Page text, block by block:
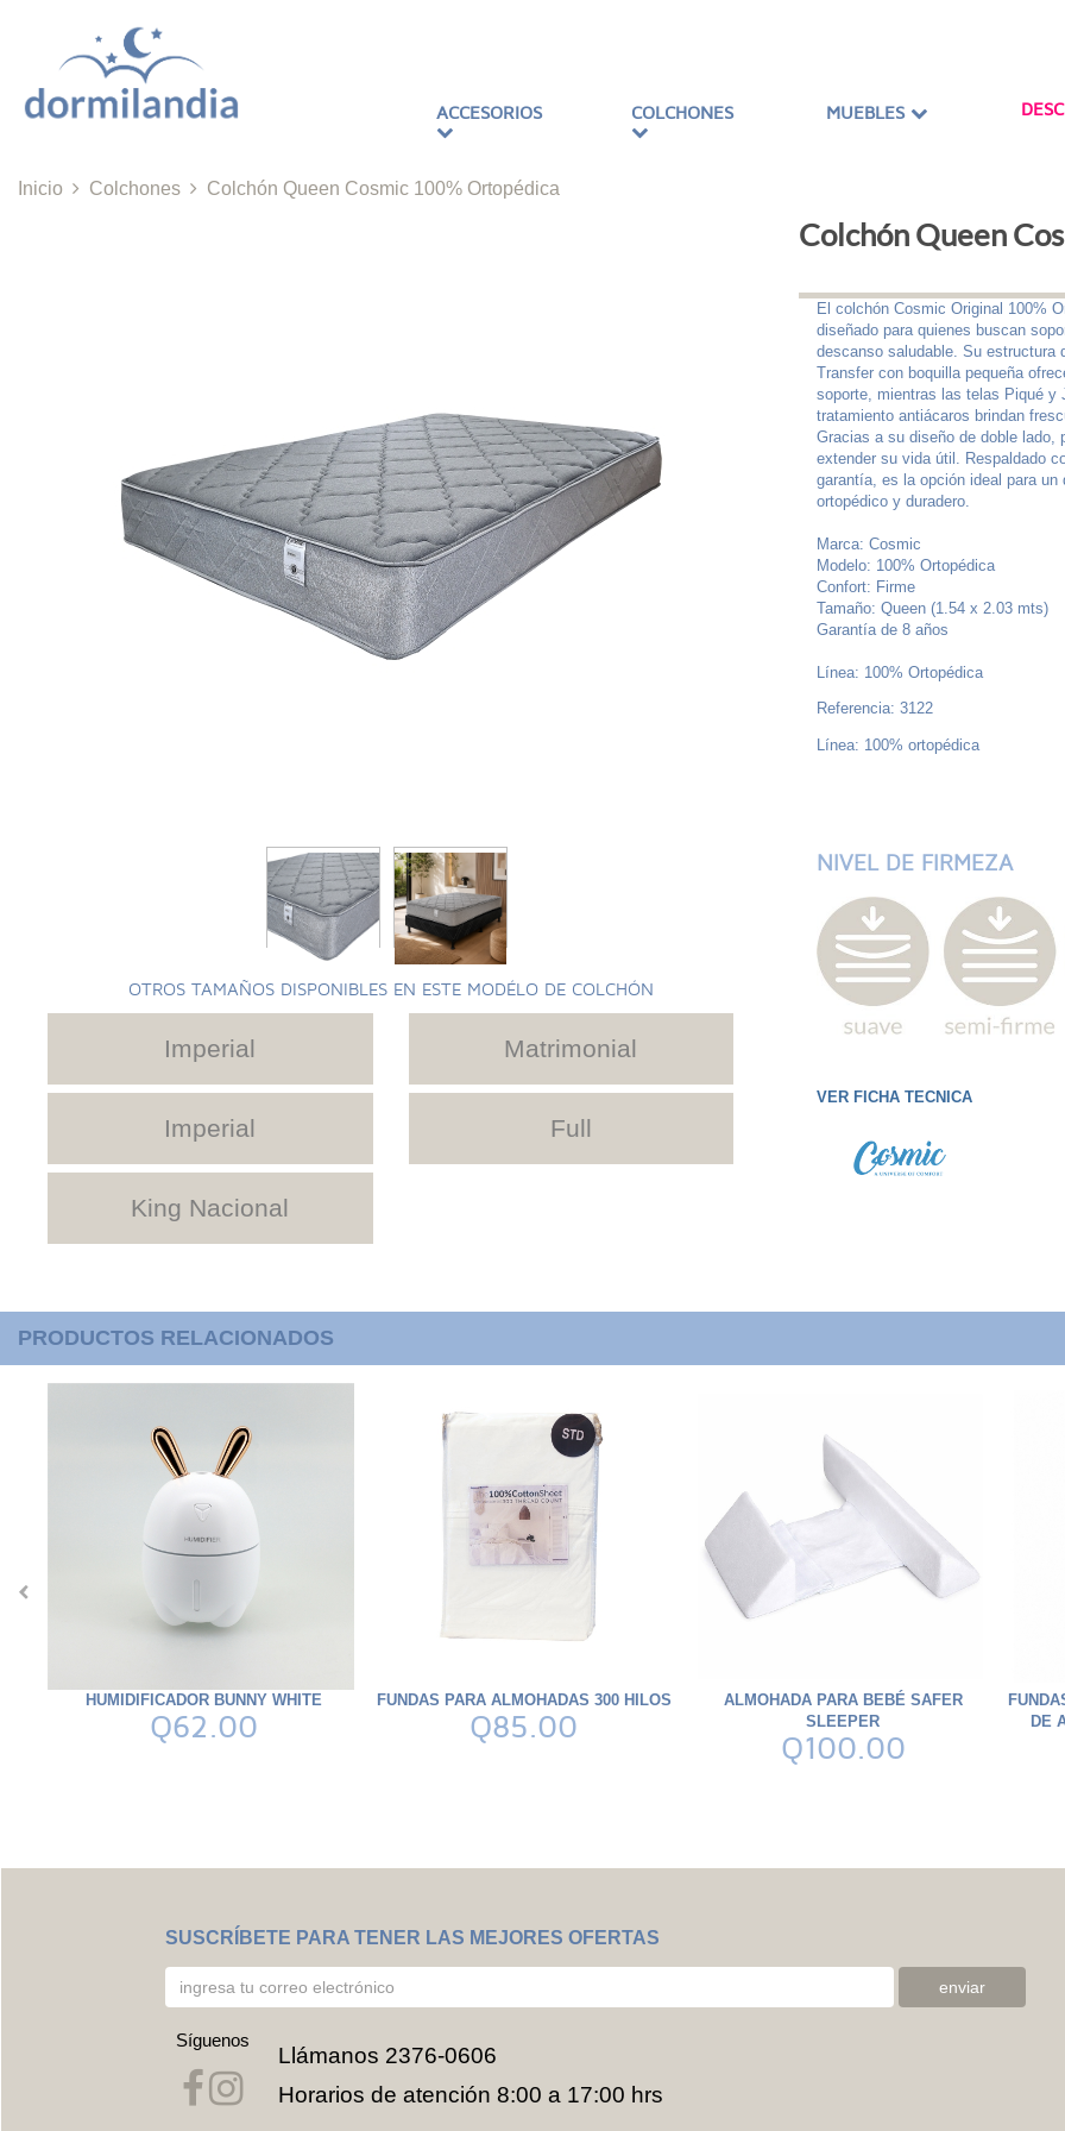
ACCESORIOS COLCHONES MUEBLES
Inicio Colchones Colchón Queen Cosmic 100% Ortopédica
OTROS TAMAÑOS DISPONIBLES EN ESTE MODÉLO DE COLCHÓN
Imperial Matrimonial
Imperial Full
King Nacional
Colchón Queen
El colchón Cosmic Original 100%
diseñado para quienes buscan
descanso saludable. Su estructura
Transfer con boquilla pequeña
soporte, mientras las telas Piqué y
tratamiento antiácaros brindan
Gracias a su diseño de doble lado,
extender su vida útil. Respaldado
garantía, es la opción ideal para un
ortopédico y duradero.
Marca: Cosmic
Modelo: 100% Ortopédica
Confort: Firme
Tamaño: Queen (1.54 x 2.03 mts)
Garantía de 8 años
Línea: 100% Ortopédica
Referencia: 3122
Línea: 100% ortopédica
NIVEL DE FIRMEZA
VER FICHA TECNICA
PRODUCTOS RELACIONADOS
HUMIDIFICADOR BUNNY WHITE
Q62.00
FUNDAS PARA ALMOHADAS 300 HILOS
Q85.00
ALMOHADA PARA BEBÉ SAFER
SLEEPER
Q100.00
DE
‹
SUSCRÍBETE PARA TENER LAS MEJORES OFERTAS
Síguenos
Llámanos 2376-0606
Horarios de atención 8:00 a 17:00 hrs